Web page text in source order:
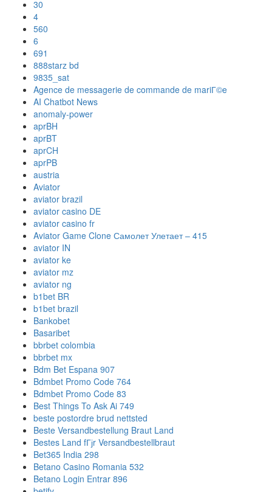
30
4
560
6
691
888starz bd
9835_sat
Agence de messagerie de commande de mariГ©e
AI Chatbot News
anomaly-power
aprBH
aprBT
aprCH
aprPB
austria
Aviator
aviator brazil
aviator casino DE
aviator casino fr
Aviator Game Clone Самолет Улетает – 415
aviator IN
aviator ke
aviator mz
aviator ng
b1bet BR
b1bet brazil
Bankobet
Basaribet
bbrbet colombia
bbrbet mx
Bdm Bet Espana 907
Bdmbet Promo Code 764
Bdmbet Promo Code 83
Best Things To Ask Ai 749
beste postordre brud nettsted
Beste Versandbestellung Braut Land
Bestes Land fГјr Versandbestellbraut
Bet365 India 298
Betano Casino Romania 532
Betano Login Entrar 896